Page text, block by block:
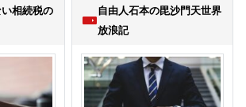
相続税の
自由人石本の毘沙門天世界
放浪記